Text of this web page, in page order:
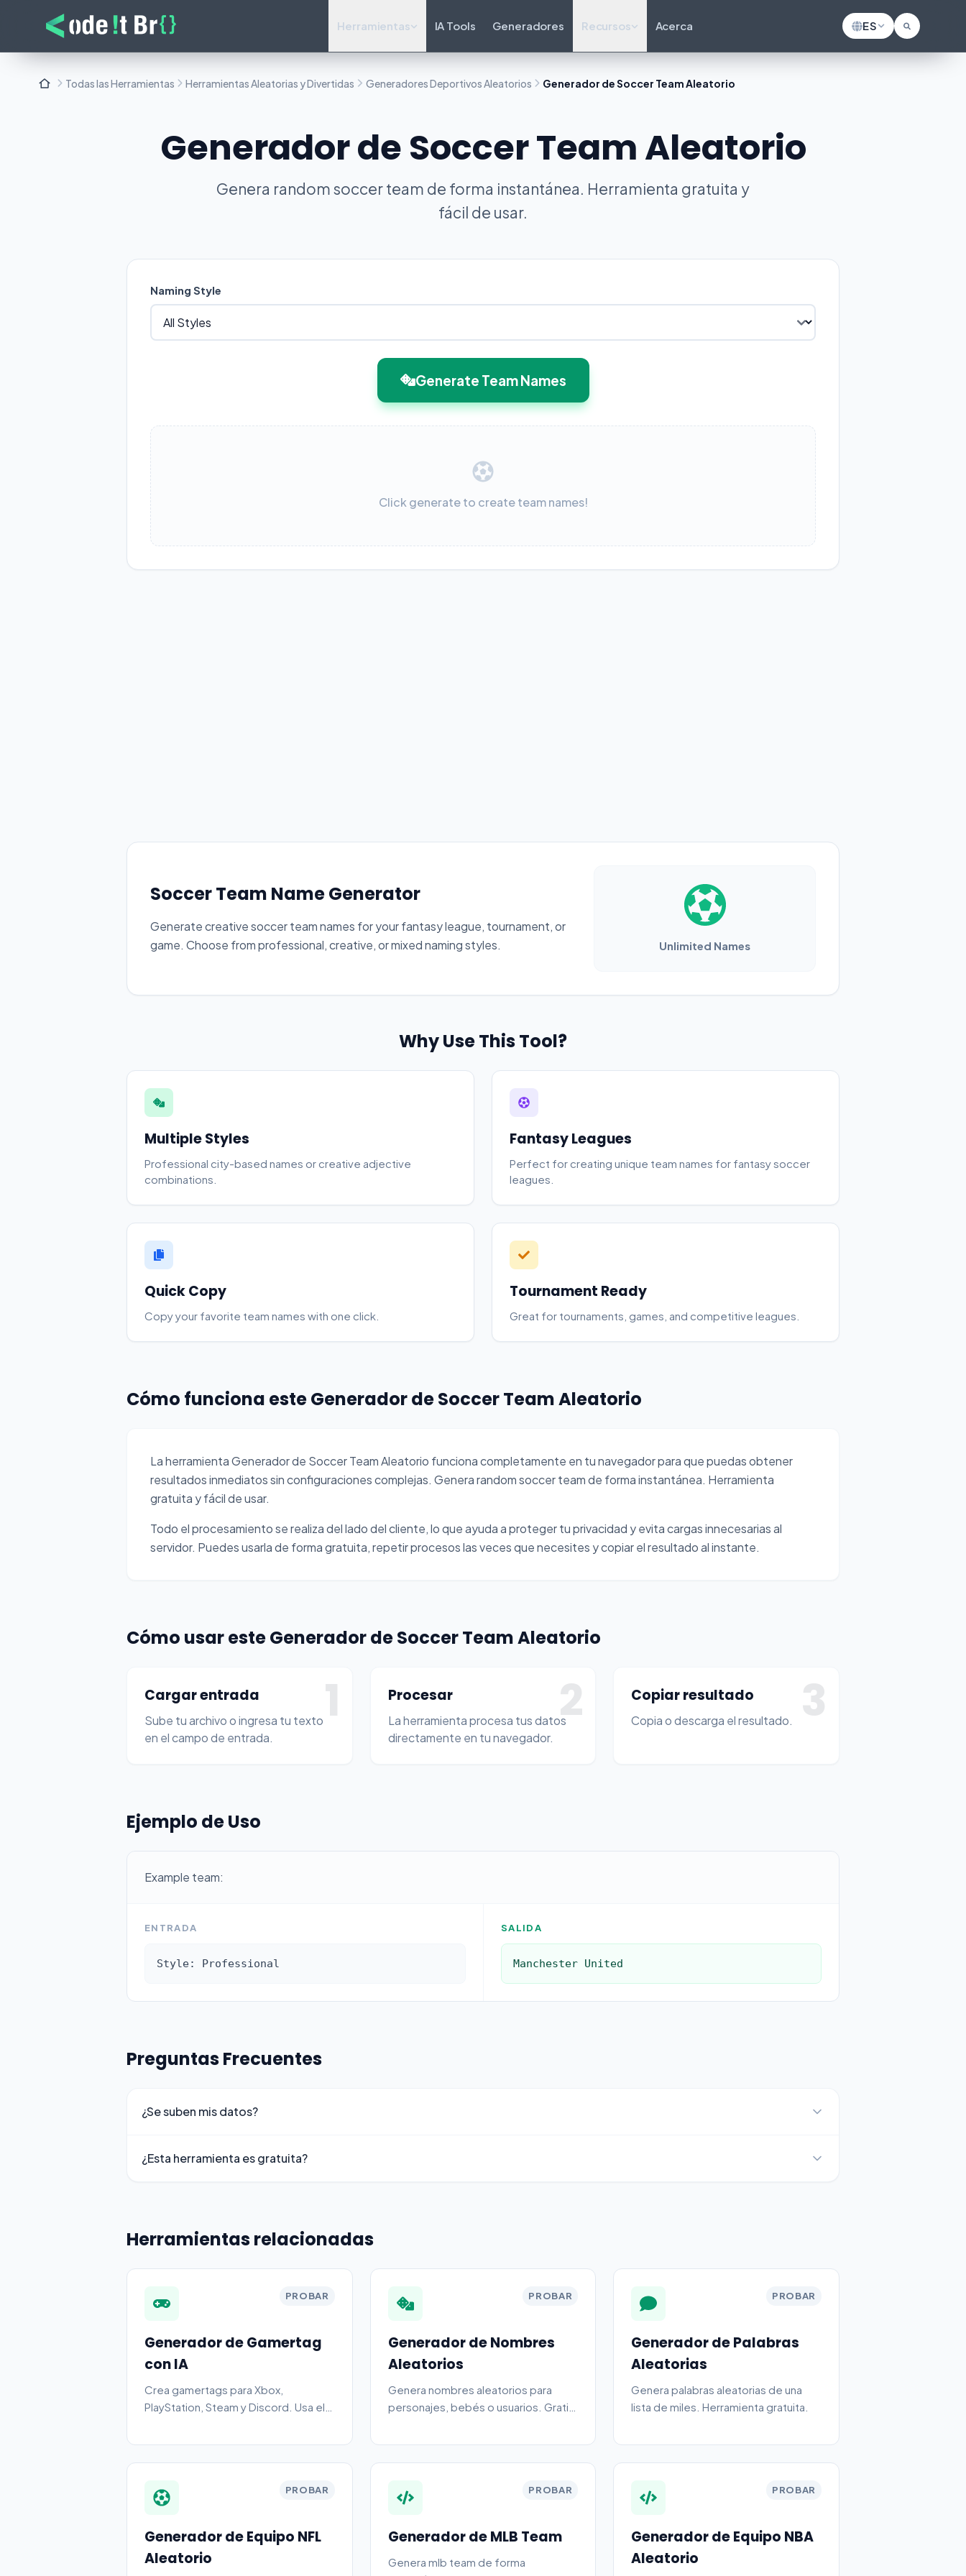
Herramientas IA Tools Generadores Recursos Acerca ES
Todas las Herramientas Herramientas Aleatorias y Divertidas Generadores Deportivos Aleatorios Generador de Soccer Team Aleatorio
Generador de Soccer Team Aleatorio
Genera random soccer team de forma instantánea. Herramienta gratuita y
fácil de usar.
Naming Style
Generate Team Names
Click generate to create team names!
Soccer Team Name Generator
Generate creative soccer team names for your fantasy league, tournament, or
game. Choose from professional, creative, or mixed naming styles.
Unlimited Names
Why Use This Tool?
Multiple Styles
Professional city-based names or creative adjective
combinations.
Fantasy Leagues
Perfect for creating unique team names for fantasy soccer
leagues.
Quick Copy
Copy your favorite team names with one click.
Tournament Ready
Great for tournaments, games, and competitive leagues.
Cómo funciona este Generador de Soccer Team Aleatorio
La herramienta Generador de Soccer Team Aleatorio funciona completamente en tu navegador para que puedas obtener
resultados inmediatos sin configuraciones complejas. Genera random soccer team de forma instantánea. Herramienta
gratuita y fácil de usar.
Todo el procesamiento se realiza del lado del cliente, lo que ayuda a proteger tu privacidad y evita cargas innecesarias al
servidor. Puedes usarla de forma gratuita, repetir procesos las veces que necesites y copiar el resultado al instante.
Cómo usar este Generador de Soccer Team Aleatorio
1
Cargar entrada
Sube tu archivo o ingresa tu texto
en el campo de entrada.
2
Procesar
La herramienta procesa tus datos
directamente en tu navegador.
3
Copiar resultado
Copia o descarga el resultado.
Ejemplo de Uso
Example team:
ENTRADA
Style: Professional
SALIDA
Manchester United
Preguntas Frecuentes
¿Se suben mis datos?
¿Esta herramienta es gratuita?
Herramientas relacionadas
PROBAR
Generador de Gamertag
con IA
Crea gamertags para Xbox,
PlayStation, Steam y Discord. Usa el
PROBAR
Generador de Nombres
Aleatorios
Genera nombres aleatorios para
personajes, bebés o usuarios. Gratis
PROBAR
Generador de Palabras
Aleatorias
Genera palabras aleatorias de una
lista de miles. Herramienta gratuita.
PROBAR
Generador de Equipo NFL
Aleatorio
PROBAR
Generador de MLB Team
Genera mlb team de forma
PROBAR
Generador de Equipo NBA
Aleatorio